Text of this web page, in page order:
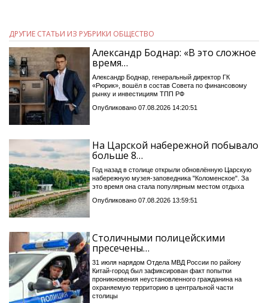
ДРУГИЕ СТАТЬИ ИЗ РУБРИКИ ОБЩЕСТВО
Александр Боднар: «В это сложное
время…
Александр Боднар, генеральный директор ГК
«Рюрик», вошёл в состав Совета по финансовому
рынку и инвестициям ТПП РФ
Опубликовано 07.08.2026 14:20:51
На Царской набережной побывало
больше 8…
Год назад в столице открыли обновлённую Царскую
набережную музея-заповедника "Коломенское". За
это время она стала популярным местом отдыха
Опубликовано 07.08.2026 13:59:51
Столичными полицейскими
пресечены…
31 июля нарядом Отдела МВД России по району
Китай-город был зафиксирован факт попытки
проникновения неустановленного гражданина на
охраняемую территорию в центральной части
столицы